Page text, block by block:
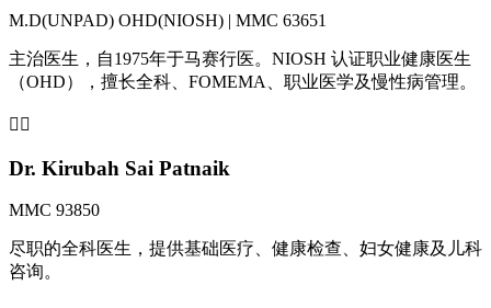
M.D(UNPAD) OHD(NIOSH) | MMC 63651
主治医生，自1975年于马赛行医。NIOSH 认证职业健康医生
（OHD），擅长全科、FOMEMA、职业医学及慢性病管理。
👩‍⚕️
Dr. Kirubah Sai Patnaik
MMC 93850
尽职的全科医生，提供基础医疗、健康检查、妇女健康及儿科
咨询。